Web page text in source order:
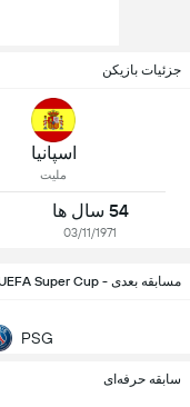
جزئیات بازیکن
اسپانیا
ملیت
54 سال ها
03/11/1971
مسابقه بعدی - UEFA Super Cup
PSG
سابقه حرفه‌ای